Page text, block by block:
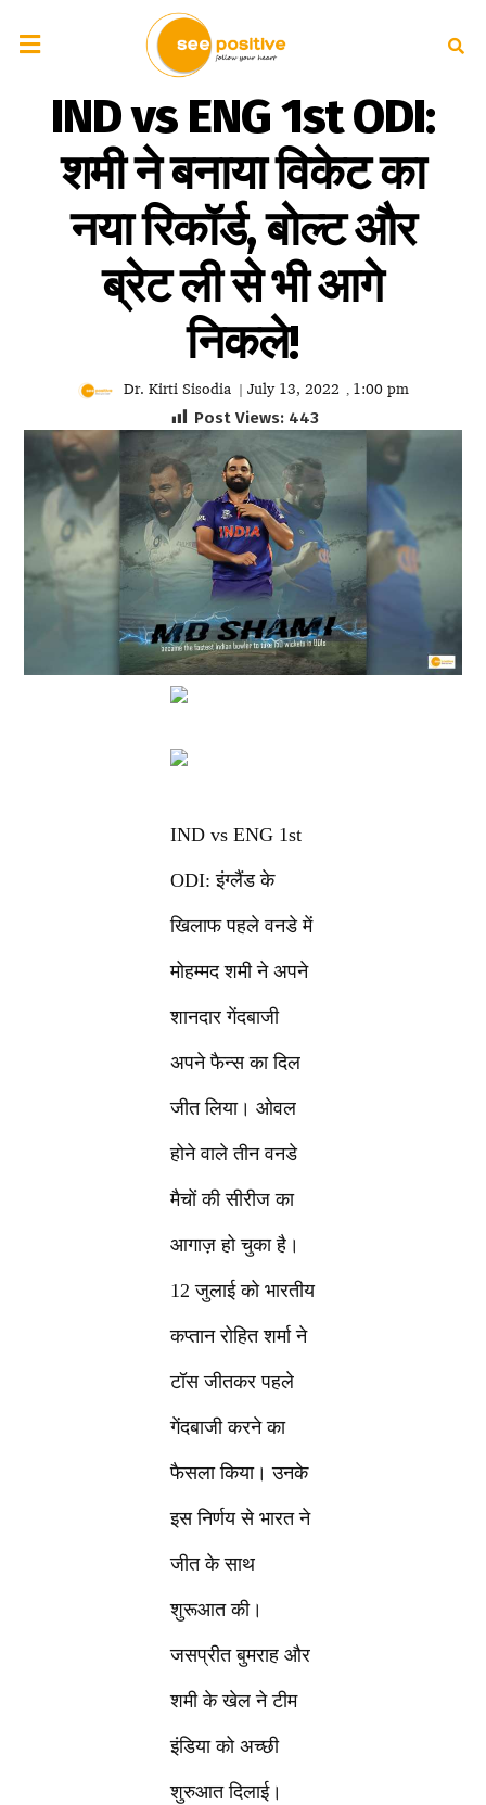
IND vs ENG 1st ODI:
शमी ने बनाया विकेट का
नया रिकॉर्ड, बोल्ट और
ब्रेट ली से भी आगे
निकले!
Dr. Kirti Sisodia | July 13, 2022 , 1:00 pm
Post Views: 443
IND vs ENG 1st
ODI: इंग्लैंड के
खिलाफ पहले वनडे में
मोहम्मद शमी ने अपने
शानदार गेंदबाजी
अपने फैन्स का दिल
जीत लिया। ओवल
होने वाले तीन वनडे
मैचों की सीरीज का
आगाज़ हो चुका है।
12 जुलाई को भारतीय
कप्तान रोहित शर्मा ने
टॉस जीतकर पहले
गेंदबाजी करने का
फैसला किया। उनके
इस निर्णय से भारत ने
जीत के साथ
शुरूआत की।
जसप्रीत बुमराह और
शमी के खेल ने टीम
इंडिया को अच्छी
शुरुआत दिलाई।